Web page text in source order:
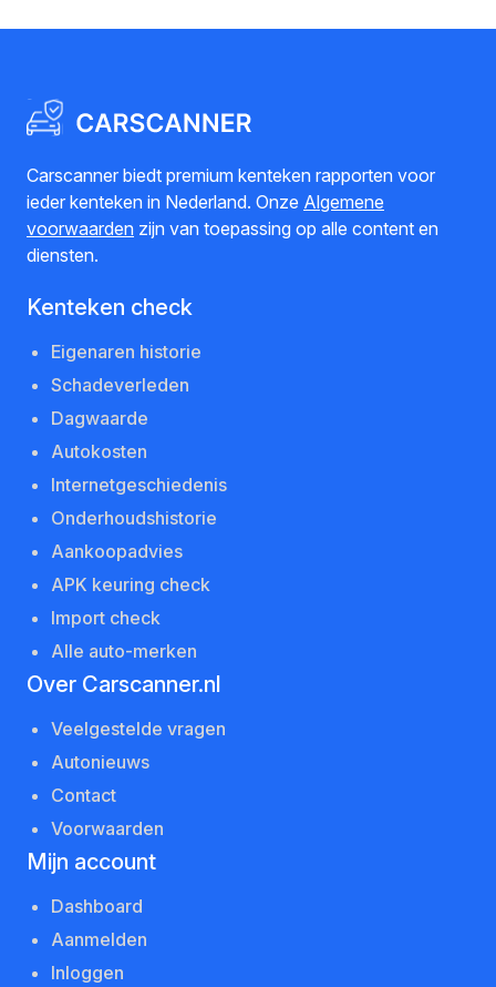
Carscanner biedt premium kenteken rapporten voor
ieder kenteken in Nederland. Onze Algemene
voorwaarden zijn van toepassing op alle content en
diensten.
Kenteken check
Eigenaren historie
Schadeverleden
Dagwaarde
Autokosten
Internetgeschiedenis
Onderhoudshistorie
Aankoopadvies
APK keuring check
Import check
Alle auto-merken
Over Carscanner.nl
Veelgestelde vragen
Autonieuws
Contact
Voorwaarden
Mijn account
Dashboard
Aanmelden
Inloggen